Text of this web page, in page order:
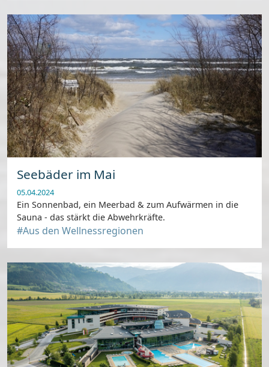
Seebäder im Mai
05.04.2024
Ein Sonnenbad, ein Meerbad & zum Aufwärmen in die
Sauna - das stärkt die Abwehrkräfte.
#Aus den Wellnessregionen